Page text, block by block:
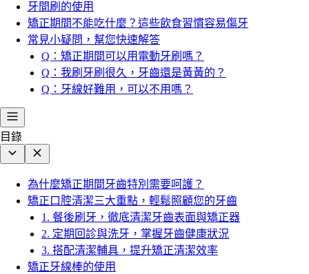
牙間刷的使用
矯正期間不能吃什麼？這些飲食習慣容易傷牙
常見小疑問，幫您快速解答
Q：矯正期間可以用電動牙刷嗎？
Q：我刷牙刷很久，牙齒還是黃黃的？
Q：牙線好難用，可以不用嗎？
目錄
為什麼矯正期間牙齒特別需要呵護？
矯正口腔清潔三大重點，輕鬆照顧您的牙齒
1. 餐後刷牙，徹底清潔牙齒表面與矯正器
2. 定期回診與洗牙，掌握牙齒健康狀況
3. 搭配清潔輔具，提升矯正清潔效率
矯正牙線棒的使用